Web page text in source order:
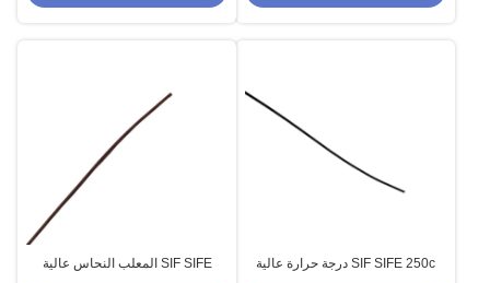
SIF SIFE 250c درجة حرارة عالية
SIF SIFE المعلب النحاس عالية